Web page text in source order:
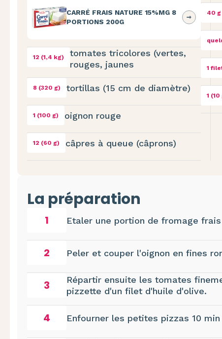
CARRÉ FRAIS NATURE 15%MG 8
PORTIONS 200G
12 (1,4 kg)
tomates tricolores (vertes,
rouges, jaunes
8 (320 g) tortillas (15 cm de diamètre)
1 (100 g) oignon rouge
12 (60 g) câpres à queue (câprons)
40 g
1
1 (10
La préparation
1 Etaler une portion de fromage
2 Peler et couper l'oignon en fines
3
Répartir ensuite les tomates
pizzette d'un filet d'huile d'olive.
4 Enfourner les petites pizzas 10